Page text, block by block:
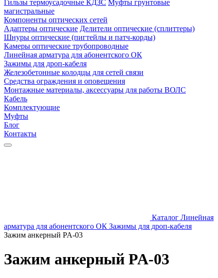
Гильзы термоусадочные КДЗС Муфты грунтовые
магистральные
Компоненты оптических сетей
Адаптеры оптические Делители оптические (сплиттеры)
Шнуры оптические (пигтейлы и патч-корды)
Камеры оптические трубопроводные
Линейная арматура для абонентского ОК
Зажимы для дроп-кабеля
Железобетонные колодцы для сетей связи
Средства ограждения и оповещения
Монтажные материалы, аксессуары для работы ВОЛС
Кабель
Комплектующие
Муфты
Блог
Контакты
Каталог Линейная
арматура для абонентского ОК Зажимы для дроп-кабеля
Зажим анкерный PA-03
Зажим анкерный PA-03